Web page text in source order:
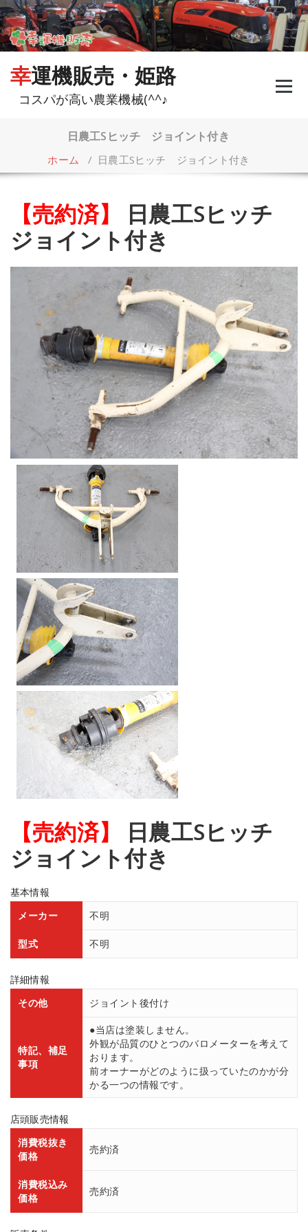
コ
ン
テ
ン
幸運機販売・姫路
コスパが高い農業機械(^^♪
日農工Sヒッチ ジョイント付き
ホーム / 日農工Sヒッチ ジョイント付き
【売約済】
日農工Sヒッチ
ジョイント付き
【売約済】
日農工Sヒッチ
ジョイント付き
基本情報
メーカー
不明
型式 不明
詳細情報
その他
ジョイント後付け
特記、補足
事項
●当店は塗装しません。
外観が品質のひとつのバロメーターを考えて
おります。
前オーナーがどのように扱っていたのかが分
かる一つの情報です。
店頭販売情報
消費税抜き
価格
売約済
消費税込み
価格
売約済